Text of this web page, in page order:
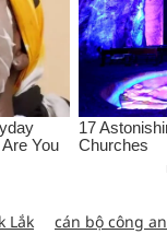
Lắk
cán bộ công